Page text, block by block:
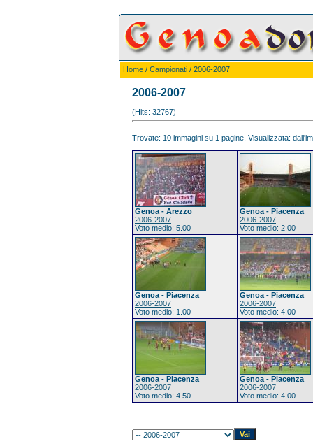
Home / Campionati / 2006-2007
2006-2007
(Hits: 32767)
Trovate: 10 immagini su 1 pagine. Visualizzata:
Genoa - Arezzo
2006-2007
Voto medio: 5.00
Genoa - Piacenza
2006-2007
Voto medio: 2.00
Genoa - Piacenza
2006-2007
Voto medio: 1.00
Genoa - Piacenza
2006-2007
Voto medio: 4.00
Genoa - Piacenza
2006-2007
Voto medio: 4.50
Genoa - Piacenza
2006-2007
Voto medio: 4.00